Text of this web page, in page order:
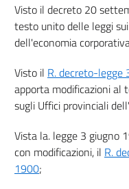
22
23
Allegati
Tabelle
Tabelle
Visto il decreto 20
testo unito delle leggi
dell'economia
Visto il R. decreto-
apporta modificazioni al
sugli Uffici provinciali
Vista la. legge 3 giugno
con modificazioni, il R.
1900;